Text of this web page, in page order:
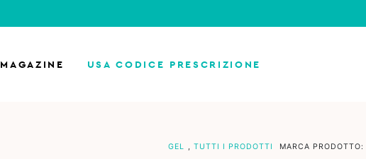
MAGAZINE USA CODICE PRESCRIZIONE
GEL , TUTTI I PRODOTTI MARCA PRODOTTO: